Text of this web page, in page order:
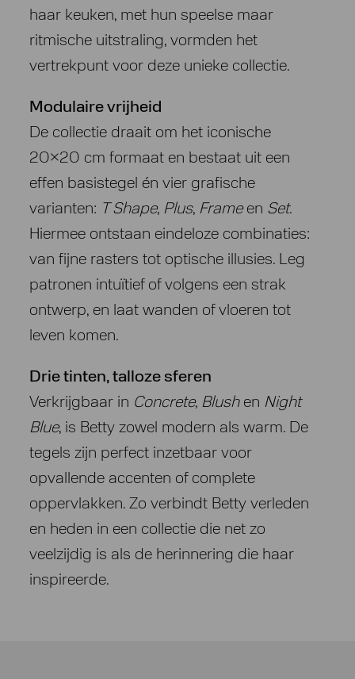
haar keuken, met hun speelse maar
ritmische uitstraling, vormden het
vertrekpunt voor deze unieke collectie.
Modulaire vrijheid
De collectie draait om het iconische
20×20 cm formaat en bestaat uit een
effen basistegel én vier grafische
varianten: T Shape, Plus, Frameen Set.
Hiermee ontstaan eindeloze combinaties:
van fijne rasters tot optische illusies. Leg
patronen intuïtief of volgens een strak
ontwerp, en laat wanden of vloeren tot
leven komen.
Drie tinten, talloze sferen
Verkrijgbaar in Concrete, Blushen Night
Blue, is Betty zowel modern als warm. De
tegels zijn perfect inzetbaar voor
opvallende accenten of complete
oppervlakken. Zo verbindt Betty verleden
en heden in een collectie die net zo
veelzijdig is als de herinnering die haar
inspireerde.